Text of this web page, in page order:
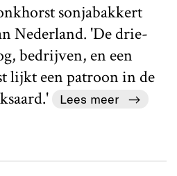
sonjabakkert
Nederland. 'De drie-
bedrijven, en een
lijkt een patroon in de
Lees meer